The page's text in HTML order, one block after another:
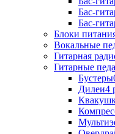
Бас-
Бас-
Блоки
Вокальные
Гитарная
Гитарные
Бустеры
Дилеи4